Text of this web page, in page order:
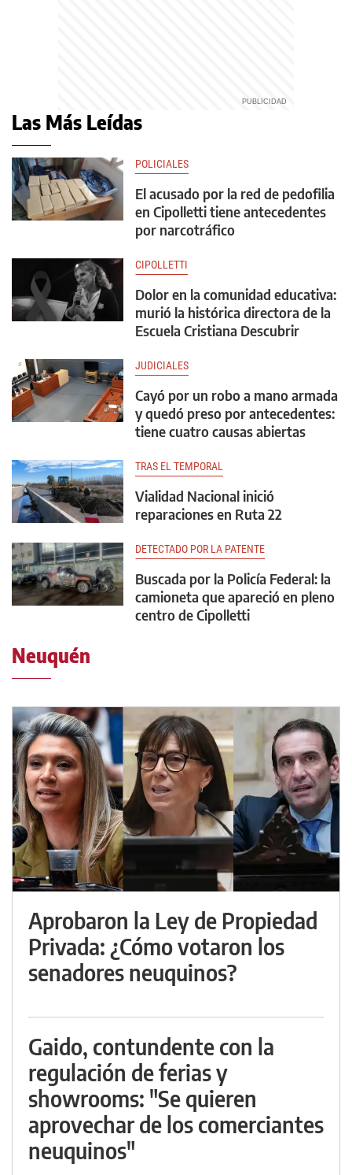
Las Más Leídas
POLICIALES
El acusado por la red de pedofilia
en Cipolletti tiene antecedentes
por narcotráfico
CIPOLLETTI
Dolor en la comunidad educativa:
murió la histórica directora de la
Escuela Cristiana Descubrir
JUDICIALES
Cayó por un robo a mano armada
y quedó preso por antecedentes:
tiene cuatro causas abiertas
TRAS EL TEMPORAL
Vialidad Nacional inició
reparaciones en Ruta 22
DETECTADO POR LA PATENTE
Buscada por la Policía Federal: la
camioneta que apareció en pleno
centro de Cipolletti
Neuquén
Aprobaron la Ley de Propiedad
Privada: ¿Cómo votaron los
senadores neuquinos?
Gaido, contundente con la
regulación de ferias y
showrooms: "Se quieren
aprovechar de los comerciantes
neuquinos"